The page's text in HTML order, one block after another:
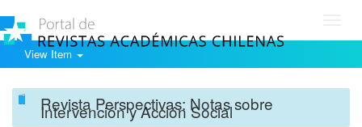
View Item
Revista Perspectivas: Notas sobre
Intervención y Acción Social